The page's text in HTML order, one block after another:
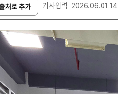
기사입력 2026.06.01